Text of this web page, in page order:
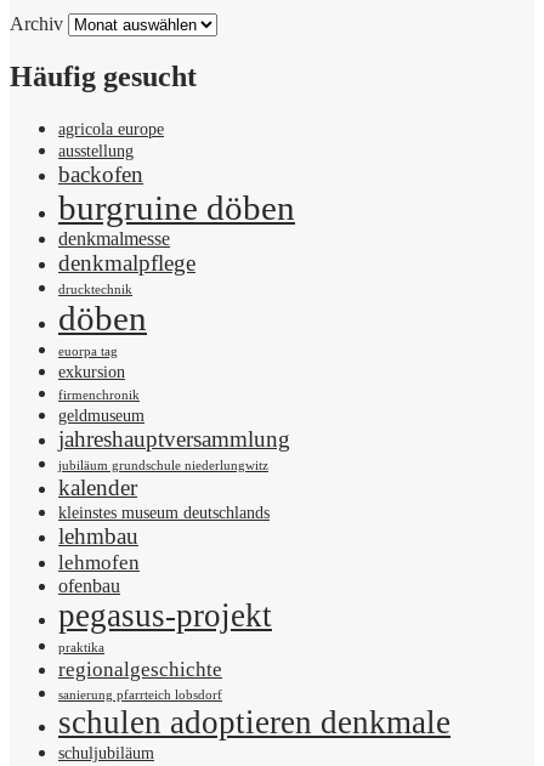
Archiv
Häufig gesucht
agricola europe
ausstellung
backofen
burgruine döben
denkmalmesse
denkmalpflege
drucktechnik
döben
euorpa tag
exkursion
firmenchronik
geldmuseum
jahreshauptversammlung
jubiläum grundschule niederlungwitz
kalender
kleinstes museum deutschlands
lehmbau
lehmofen
ofenbau
pegasus-projekt
praktika
regionalgeschichte
sanierung pfarrteich lobsdorf
schulen adoptieren denkmale
schuljubiläum